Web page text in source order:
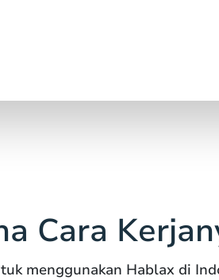
Cara
menggunakan Hablax di